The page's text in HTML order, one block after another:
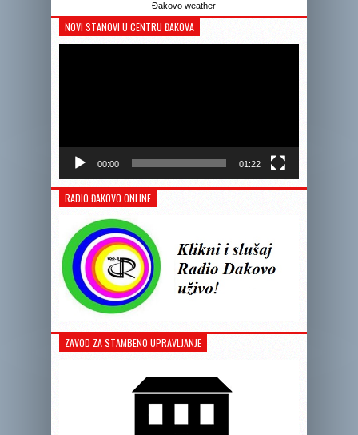
Đakovo weather
NOVI STANOVI U CENTRU ĐAKOVA
00:00 01:22
RADIO ĐAKOVO ONLINE
ZAVOD ZA STAMBENO UPRAVLJANJE